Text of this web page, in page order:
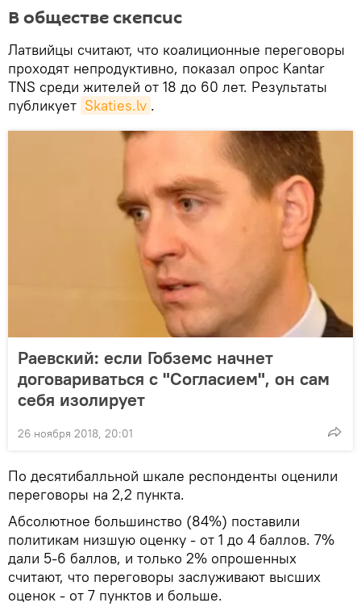
В обществе скепсис
Латвийцы считают, что коалиционные переговоры
проходят непродуктивно, показал опрос Kantar
TNS среди жителей от 18 до 60 лет. Результаты
публикует Skaties.lv .
Раевский: если Гобземс начнет
договариваться с "Согласием", он сам
себя изолирует
26 ноября 2018, 20:01
По десятибалльной шкале респонденты оценили
переговоры на 2,2 пункта.
Абсолютное большинство (84%) поставили
политикам низшую оценку - от 1 до 4 баллов. 7%
дали 5-6 баллов, и только 2% опрошенных
считают, что переговоры заслуживают высших
оценок - от 7 пунктов и больше.